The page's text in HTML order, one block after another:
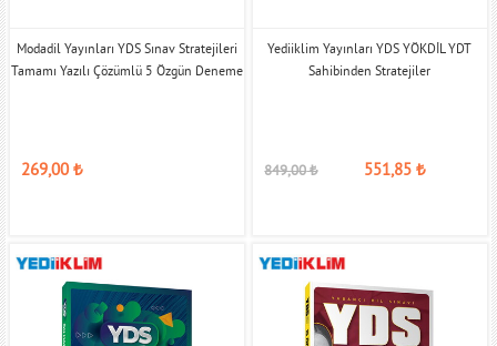
Modadil Yayınları YDS Sınav Stratejileri
Tamamı Yazılı Çözümlü 5 Özgün Deneme
269,00₺
Yediiklim Yayınları YDS YÖKDİL YDT
Sahibinden Stratejiler
849,00₺ 551,85 ₺